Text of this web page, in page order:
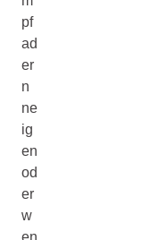
pf
ad
er
n
ne
ig
en
od
er
w
en